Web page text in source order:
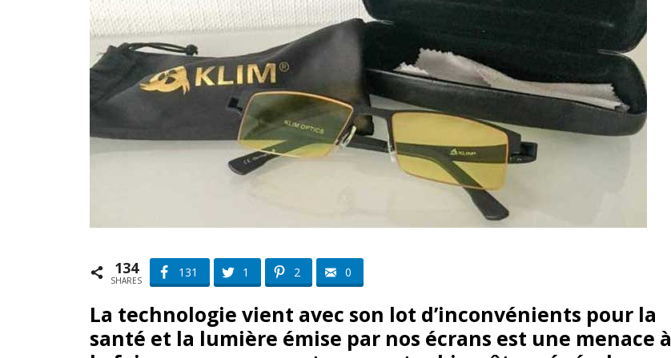
134
SHARES
131 1 2 0
La technologie vient avec son lot d’inconvénients pour la
santé et la lumière émise par nos écrans est une menace à